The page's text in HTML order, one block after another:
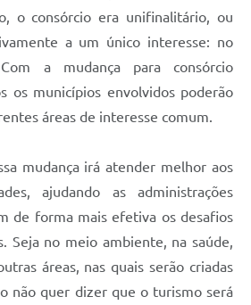
o consórcio era unifinalitário, ou
a um único interesse: no
a mudança para consórcio
os municípios envolvidos poderão
áreas de interesse comum.
mudança irá atender melhor aos
ajudando as administrações
de forma mais efetiva os desafios
Seja no meio ambiente, na saúde,
áreas, nas quais serão criadas
não quer dizer que o turismo será